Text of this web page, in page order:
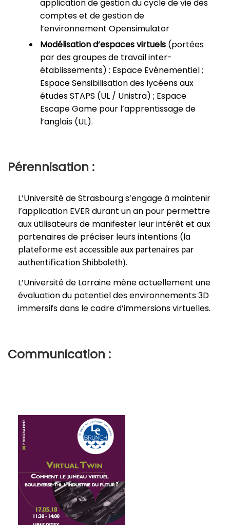
application de gestion du cycle de vie des
comptes et de gestion de
l’environnement Opensimulator
Modélisation d’espaces virtuels (portées
par des groupes de travail inter-
établissements) : Espace Evénementiel ;
Espace Sensibilisation des lycéens aux
études STAPS (UL / Unistra) ; Espace
Escape Game pour l’apprentissage de
l’anglais (UL).
Pérennisation :
L’Université de Strasbourg s’engage à maintenir
l’application EVER durant un an pour permettre
aux utilisateurs de manifester leur intérêt et aux
partenaires de préciser leurs intentions (la
plateforme est accessible aux partenaires par
authentification Shibboleth).
L’Université de Lorraine mène actuellement une
évaluation du potentiel des environnements 3D
immersifs dans le cadre d’immersions virtuelles.
Communication :